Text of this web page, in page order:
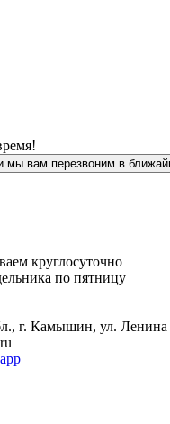
мы вам перезвоним в
круглосуточно
по пятницу
г. Камышин, ул.